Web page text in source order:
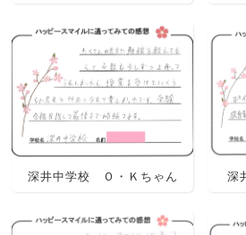
深井中学校 Ｏ・Ｋちゃん 深